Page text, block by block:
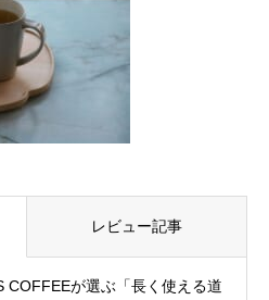
レビュー記事
COFFEEが選ぶ「長く使える道